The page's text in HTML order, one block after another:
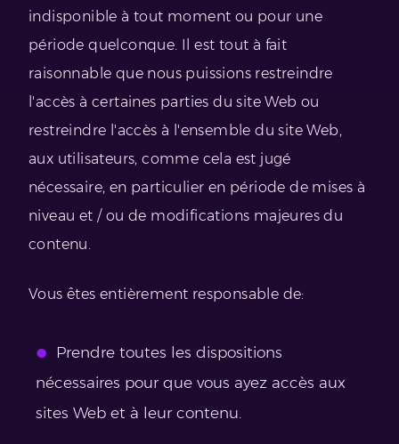
indisponible à tout moment ou pour une
période quelconque. Il est tout à fait
raisonnable que nous puissions restreindre
l'accès à certaines parties du site Web ou
restreindre l'accès à l'ensemble du site Web,
aux utilisateurs, comme cela est jugé
nécessaire, en particulier en période de mises à
niveau et / ou de modifications majeures du
contenu.
Vous êtes entièrement responsable de:
Prendre toutes les dispositions
nécessaires pour que vous ayez accès aux
sites Web et à leur contenu.